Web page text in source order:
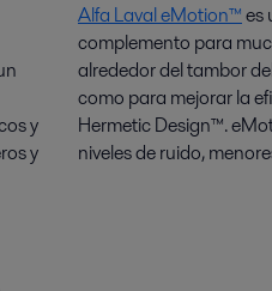
y
y
Alfa Laval eMotion™es
complemento para
alrededor del tambor
como para mejorar la
Hermetic Design™.
niveles de ruido,